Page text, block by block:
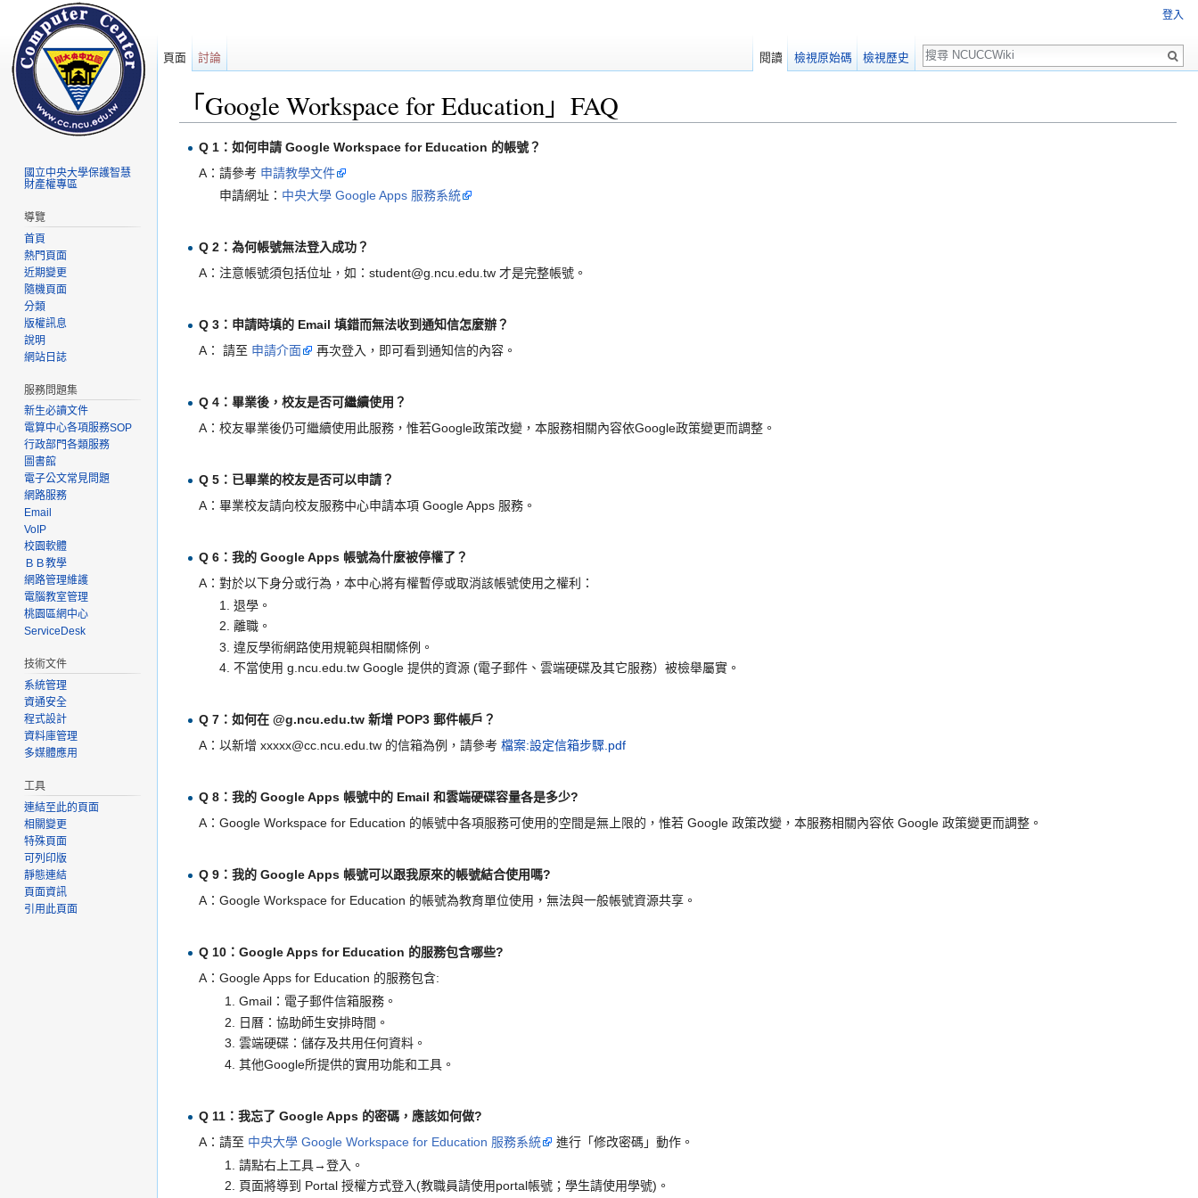
「Google Workspace for Education」FAQ
Q 1：如何申請 Google Workspace for Education 的帳號？
A：請參考 申請教學文件
申請網址： 中央大學 Google Apps 服務系統
Q 2：為何帳號無法登入成功？
A：注意帳號須包括位址，如：student@g.ncu.edu.tw 才是完整帳號。
Q 3：申請時填的 Email 填錯而無法收到通知信怎麼辦？
A： 請至 申請介面 再次登入，即可看到通知信的內容。
Q 4：畢業後，校友是否可繼續使用？
A：校友畢業後仍可繼續使用此服務，惟若Google政策改變，本服務相關內容依Google政策變更而調整。
Q 5：已畢業的校友是否可以申請？
A：畢業校友請向校友服務中心申請本項 Google Apps 服務。
Q 6：我的 Google Apps 帳號為什麼被停權了？
A：對於以下身分或行為，本中心將有權暫停或取消該帳號使用之權利：
1. 退學。
2. 離職。
3. 違反學術網路使用規範與相關條例。
4. 不當使用 g.ncu.edu.tw Google 提供的資源 (電子郵件、雲端硬碟及其它服務）被檢舉屬實。
Q 7：如何在 @g.ncu.edu.tw 新增 POP3 郵件帳戶？
A：以新增 xxxxx@cc.ncu.edu.tw 的信箱為例，請參考檔案:設定信箱步驟.pdf
Q 8：我的 Google Apps 帳號中的 Email 和雲端硬碟容量各是多少?
A：Google Workspace for Education 的帳號中各項服務可使用的空間是無上限的，惟若 Google 政策改變，本服務相關內容依 Google 政策變更而調整。
Q 9：我的 Google Apps 帳號可以跟我原來的帳號結合使用嗎?
A：Google Workspace for Education 的帳號為教育單位使用，無法與一般帳號資源共享。
Q 10：Google Apps for Education 的服務包含哪些?
A：Google Apps for Education 的服務包含:
Gmail：電子郵件信箱服務。
日曆：協助師生安排時間。
雲端硬碟：儲存及共用任何資料。
其他Google所提供的實用功能和工具。
Q 11：我忘了 Google Apps 的密碼，應該如何做?
A：請至 中央大學 Google Workspace for Education 服務系統
進行「修改密碼」動作。
請點右上工具→登入。
頁面將導到 Portal 授權方式登入(教職員請使用portal帳號；學生請使用學號)。
登入
頁面 討論 閱讀 檢視原始碼 檢視歷史
搜
尋
國立中央大學保護智慧
財產權專區
導覽
首頁
熱門頁面
近期變更
隨機頁面
分類
版權訊息
說明
網站日誌
服務問題集
新生必讀文件
電算中心各項服務SOP
行政部門各類服務
圖書館
電子公文常見問題
網路服務
Email
VoIP
校園軟體
ＢＢ教學
網路管理維護
電腦教室管理
桃園區網中心
ServiceDesk
技術文件
系統管理
資通安全
程式設計
資料庫管理
多媒體應用
工具
連結至此的頁面
相關變更
特殊頁面
可列印版
靜態連結
頁面資訊
引用此頁面